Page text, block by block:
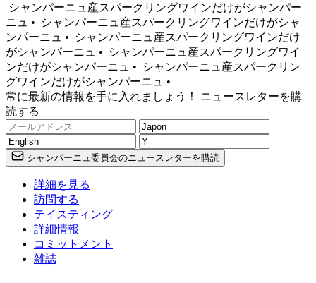
シャンパーニュ産スパークリングワインだけがシャンパー
ニュ •
シャンパーニュ産スパークリングワインだけがシャ
ンパーニュ •
シャンパーニュ産スパークリングワインだけ
がシャンパーニュ •
シャンパーニュ産スパークリングワイ
ンだけがシャンパーニュ •
シャンパーニュ産スパークリン
グワインだけがシャンパーニュ •
常に最新の情報を手に入れましょう！ ニュースレターを購
読する
シャンパーニュ委員会のニュースレターを購読
詳細を見る
訪問する
テイスティング
詳細情報
コミットメント
雑誌